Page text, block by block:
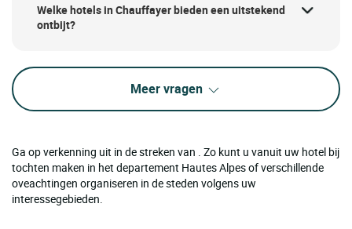
Welke hotels in Chauffayer bieden een uitstekend
ontbijt?
Meer vragen
Ga op verkenning uit in de streken van . Zo kunt u vanuit uw hotel bij
tochten maken in het departement Hautes Alpes of verschillende
oveachtingen organiseren in de steden volgens uw
interessegebieden.